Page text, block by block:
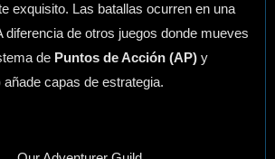
exquisito. Las batallas ocurren en una
diferencia de otros juegos donde mueves
de Puntos de Acción (AP) y
añade capas de estrategia.